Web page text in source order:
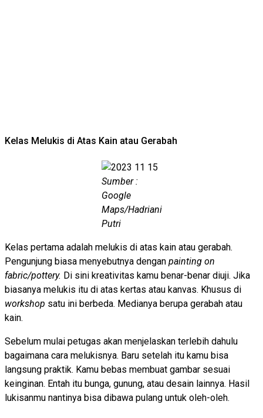
Kelas Melukis di Atas Kain atau Gerabah
Sumber :
Google
Maps/Hadriani
Putri
Kelas pertama adalah melukis di atas kain atau gerabah.
Pengunjung biasa menyebutnya dengan painting on
fabric/pottery. Di sini kreativitas kamu benar-benar diuji. Jika
biasanya melukis itu di atas kertas atau kanvas. Khusus di
workshop satu ini berbeda. Medianya berupa gerabah atau
kain.
Sebelum mulai petugas akan menjelaskan terlebih dahulu
bagaimana cara melukisnya. Baru setelah itu kamu bisa
langsung praktik. Kamu bebas membuat gambar sesuai
keinginan. Entah itu bunga, gunung, atau desain lainnya. Hasil
lukisanmu nantinya bisa dibawa pulang untuk oleh-oleh.